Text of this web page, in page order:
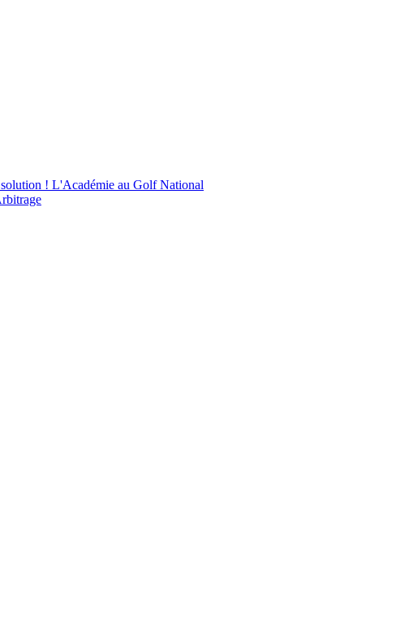
! L'Académie au Golf National